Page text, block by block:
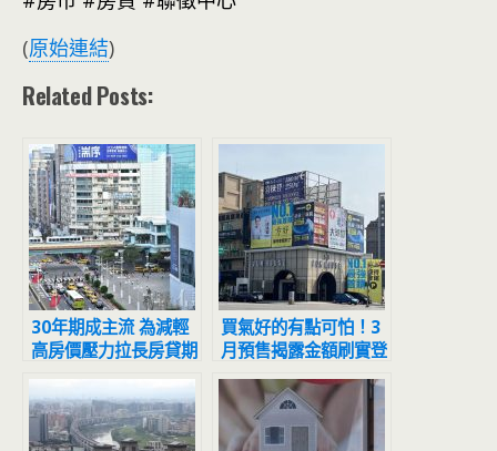
(原始連結)
Related Posts:
30年期成主流 為減輕
高房價壓力拉長房貸期
數 40歲買房恐背貸到
退休
買氣好的有點可怕！3
月預售揭露金額刷實登
來次高